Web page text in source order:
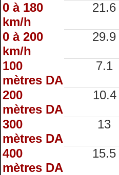
0 à 180
km/h
21.6
0 à 200
km/h
29.9
100
mètres DA
7.1
200
mètres DA
10.4
300
mètres DA
13
400
mètres DA
15.5